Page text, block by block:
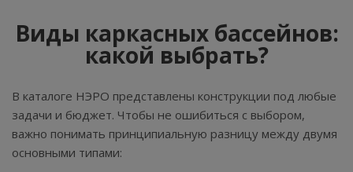
Виды каркасных бассейнов:
какой выбрать?
В каталоге НЭРО представлены конструкции под любые
задачи и бюджет. Чтобы не ошибиться с выбором,
важно понимать принципиальную разницу между двумя
основными типами: